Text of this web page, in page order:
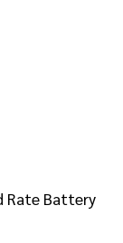
Rate Battery